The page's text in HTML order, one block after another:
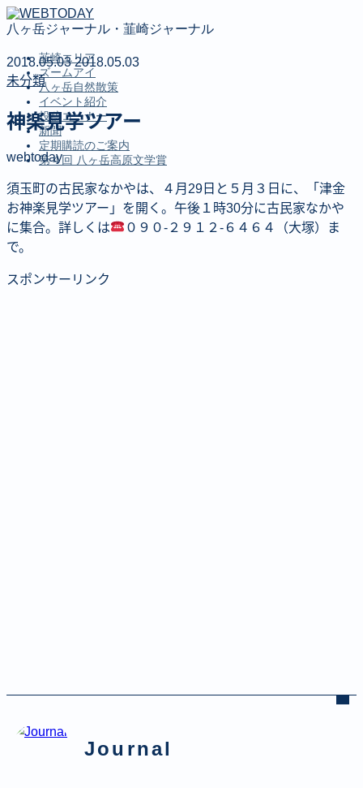
八ヶ岳ジャーナル・韮崎ジャーナル
韮崎エリア
ズームアイ
八ヶ岳自然散策
イベント紹介
投稿コーナー
新聞
定期購読のご案内
第４回 八ヶ岳高原文学賞
MENU
韮崎エリア
イベント紹介
2018.05.032018.05.03
未分類
神楽見学ツアー
webtoday
須玉町の古民家なかやは、４月29日と５月３日に、「津金
お神楽見学ツアー」を開く。午後１時30分に古民家なかや
に集合。詳しくは
０９０‐２９１２‐６４６４（大塚）ま
で。
スポンサーリンク
Journal